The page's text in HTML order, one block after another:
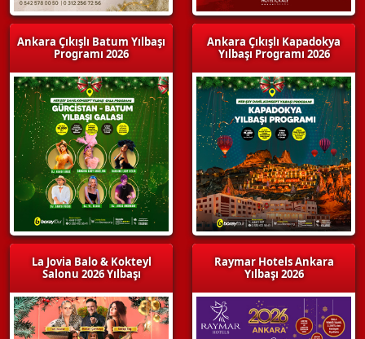
Ankara Çıkışlı Batum Yılbaşı
Programı 2026
La Jovia Balo & Kokteyl
Salonu 2026 Yılbaşı
Ankara Çıkışlı Kapadokya
Yılbaşı Programı 2026
Raymar Hotels Ankara
Yılbaşı 2026